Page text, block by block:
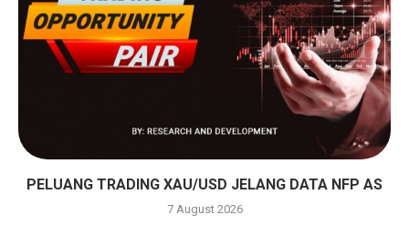
PELUANG TRADING XAU/USD JELANG DATA NFP AS
7 August 2026